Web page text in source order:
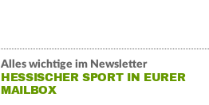
Alles wichtige im Newsletter
HESSISCHER SPORT IN EURER
MAILBOX